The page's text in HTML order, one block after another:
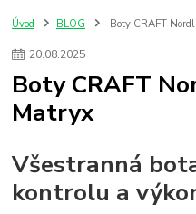
Úvod BLOG Boty CRAFT
20.08.2025
Boty CRAFT
Matryx
Všestranná
kontrolu a